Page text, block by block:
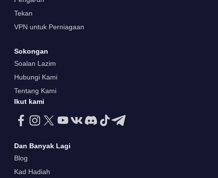
Tekan
VPN untuk Perniagaan
Sokongan
Soalan Lazim
Hubungi Kami
Tentang Kami
Ikut kami
Dan Banyak Lagi
Blog
Kad Hadiah